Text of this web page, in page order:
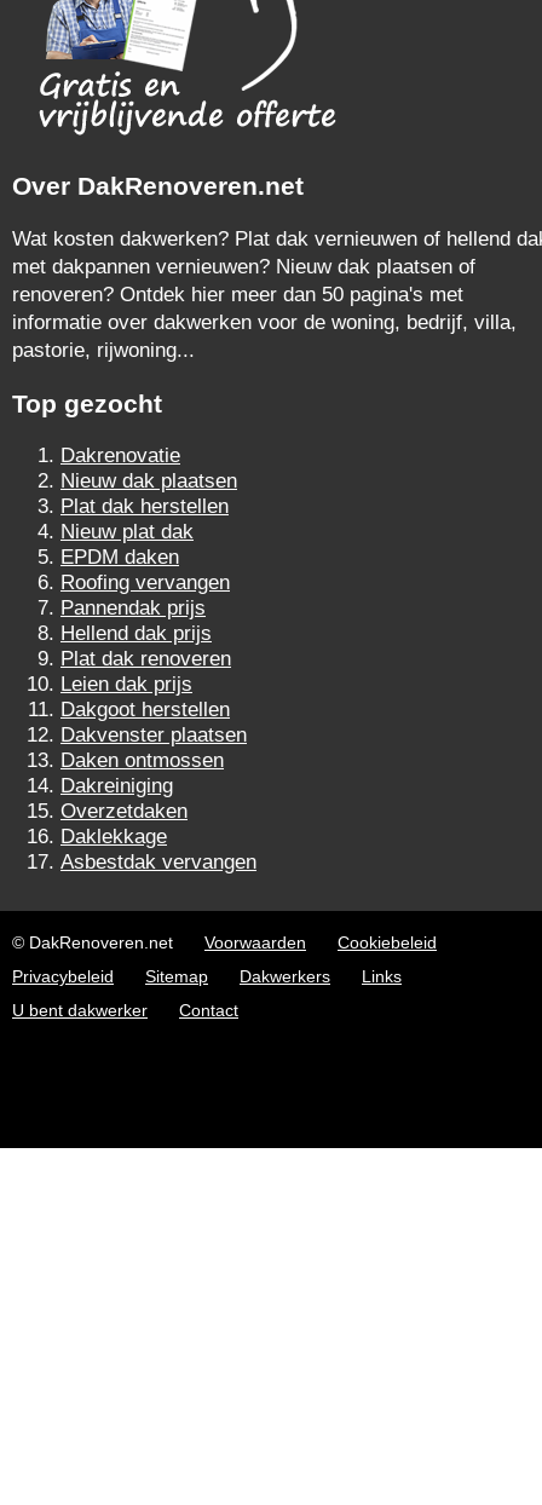
Over DakRenoveren.net
Wat kosten dakwerken? Plat dak vernieuwen of hellend
met dakpannen vernieuwen? Nieuw dak plaatsen of
renoveren? Ontdek hier meer dan 50 pagina's met
informatie over dakwerken voor de woning, bedrijf, villa,
pastorie, rijwoning...
Top gezocht
Dakrenovatie
Nieuw dak plaatsen
Plat dak herstellen
Nieuw plat dak
EPDM daken
Roofing vervangen
Pannendak prijs
Hellend dak prijs
Plat dak renoveren
Leien dak prijs
Dakgoot herstellen
Dakvenster plaatsen
Daken ontmossen
Dakreiniging
Overzetdaken
Daklekkage
Asbestdak vervangen
© DakRenoveren.net Voorwaarden
Cookiebeleid
Privacybeleid
Sitemap Dakwerkers
Links
U bent dakwerker
Contact